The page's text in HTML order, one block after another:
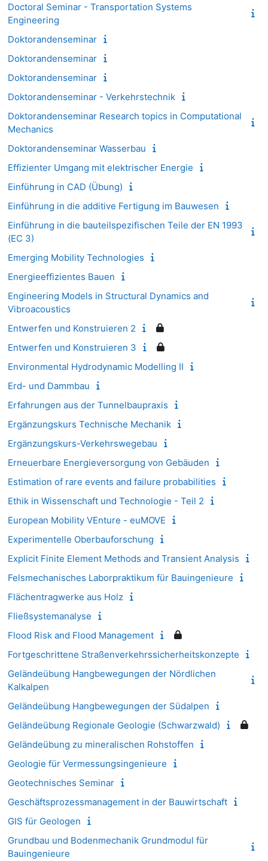
Doctoral Seminar - Transportation Systems
Engineering
Doktorandenseminar
Doktorandenseminar
Doktorandenseminar
Doktorandenseminar - Verkehrstechnik
Doktorandenseminar Research topics in Computational
Mechanics
Doktorandenseminar Wasserbau
Effizienter Umgang mit elektrischer Energie
Einführung in CAD (Übung)
Einführung in die additive Fertigung im Bauwesen
Einführung in die bauteilspezifischen Teile der EN 1993
(EC 3)
Emerging Mobility Technologies
Energieeffizientes Bauen
Engineering Models in Structural Dynamics and
Vibroacoustics
Entwerfen und Konstruieren 2
Entwerfen und Konstruieren 3
Environmental Hydrodynamic Modelling II
Erd- und Dammbau
Erfahrungen aus der Tunnelbaupraxis
Ergänzungskurs Technische Mechanik
Ergänzungskurs-Verkehrswegebau
Erneuerbare Energieversorgung von Gebäuden
Estimation of rare events and failure probabilities
Ethik in Wissenschaft und Technologie - Teil 2
European Mobility VEnture - euMOVE
Experimentelle Oberbauforschung
Explicit Finite Element Methods and Transient Analysis
Felsmechanisches Laborpraktikum für Bauingenieure
Flächentragwerke aus Holz
Fließsystemanalyse
Flood Risk and Flood Management
Fortgeschrittene Straßenverkehrssicherheitskonzepte
Geländeübung Hangbewegungen der Nördlichen
Kalkalpen
Geländeübung Hangbewegungen der Südalpen
Geländeübung Regionale Geologie (Schwarzwald)
Geländeübung zu mineralischen Rohstoffen
Geologie für Vermessungsingenieure
Geotechnisches Seminar
Geschäftsprozessmanagement in der Bauwirtschaft
GIS für Geologen
Grundbau und Bodenmechanik Grundmodul für
Bauingenieure